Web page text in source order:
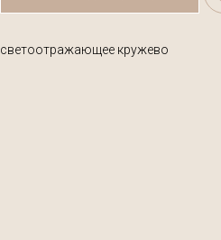
светоотражающее кружево